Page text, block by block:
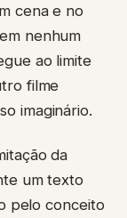
cena e no
nenhum
ao limite
filme
imaginário.
da
um texto
pelo conceito